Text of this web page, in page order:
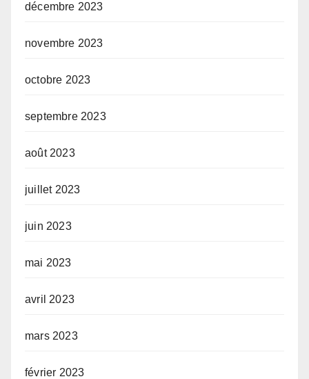
décembre 2023
novembre 2023
octobre 2023
septembre 2023
août 2023
juillet 2023
juin 2023
mai 2023
avril 2023
mars 2023
février 2023